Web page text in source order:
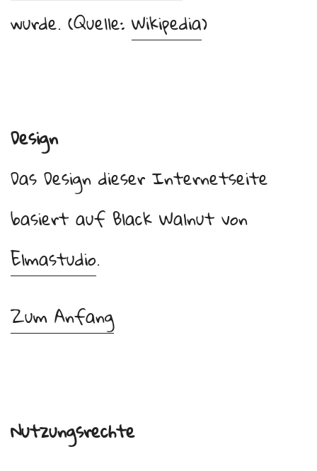
wurde. (Quelle: Wikipedia)
Design
Das Design dieser Internetseite
basiert auf Black Walnut von
Elmastudio.
Zum Anfang
Nutzungsrechte